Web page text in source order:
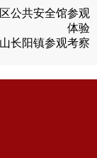
公共安全馆参观
体验
长阳镇参观考察